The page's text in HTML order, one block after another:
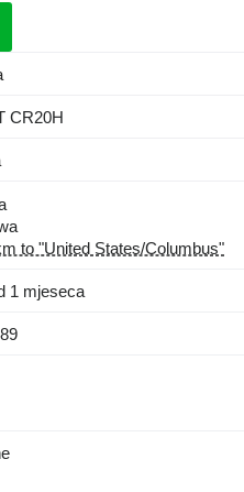
CR20H
to "United States/Columbus"
1 mjeseca